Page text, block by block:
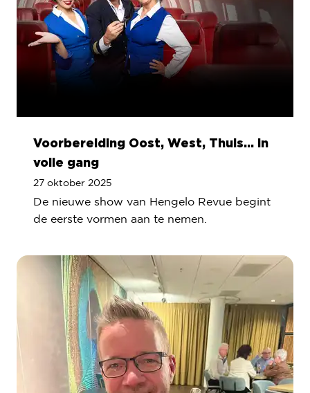
Voorbereiding Oost, West, Thuis... in
volle gang
27 oktober 2025
De nieuwe show van Hengelo Revue begint
de eerste vormen aan te nemen.
Lees meer